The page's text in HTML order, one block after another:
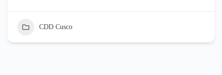
CDD Cusco